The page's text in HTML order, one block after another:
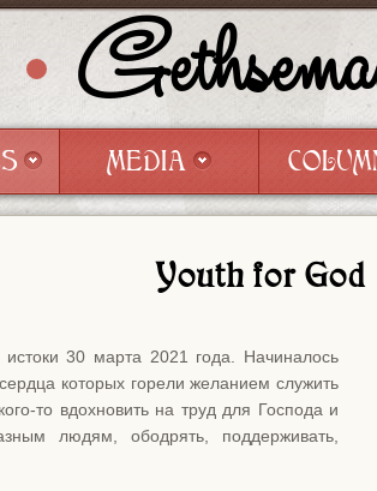
MEDIA
MEDIA
Youth for God
30 марта 2021 года. Начиналось
которых горели желанием служить
то вдохновить на труд для Господа и
людям, ободрять, поддерживать,